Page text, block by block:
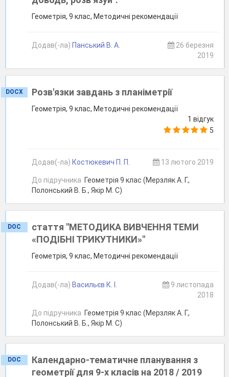
Геометрія, 9 клас, Методичні рекомендації
Додав(-ла) Панський В. А.
26 березня
2019
DOCX Розв'язки завдань з планіметрії
Геометрія, 9 клас, Методичні рекомендації
1 відгук
5
Додав(-ла) Костюкевич П. П. 13 лютого 2019
До підручника Геометрія 9 клас (Мерзляк А. Г.,
Полонський В. Б., Якір М. С)
DOC
стаття "МЕТОДИКА ВИВЧЕННЯ ТЕМИ
«ПОДІБНІ ТРИКУТНИКИ»"
Геометрія, 9 клас, Методичні рекомендації
Додав(-ла) Васильєв К. І.
9 листопада
2018
До підручника Геометрія 9 клас (Мерзляк А. Г.,
Полонський В. Б., Якір М. С)
DOC
Календарно-тематичне планування з
геометрії для 9-х класів на 2018 / 2019